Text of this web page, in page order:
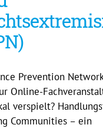
Prevention
Online-
verspielt?
Communities – ein